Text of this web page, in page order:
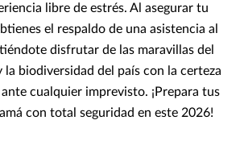
libre de estrés. Al asegurar tu
el respaldo de una asistencia al
disfrutar de las maravillas del
la biodiversidad del país con la certeza
cualquier imprevisto. ¡Prepara tus
con total seguridad en este 2026!